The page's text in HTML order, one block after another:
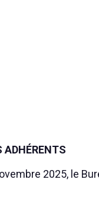
ADHÉRENTS
2025, le